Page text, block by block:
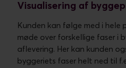
Visualisering af
Kunden kan følge med i hele
møde over forskellige faser i
aflevering. Her kan kunden
byggeriets faser helt ned til